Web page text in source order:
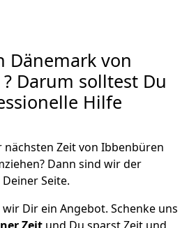
Dänemark von
Darum solltest Du
Hilfe
Zeit von Ibbenbüren
Dann sind wir der
Seite.
Dir ein Angebot. Schenke uns